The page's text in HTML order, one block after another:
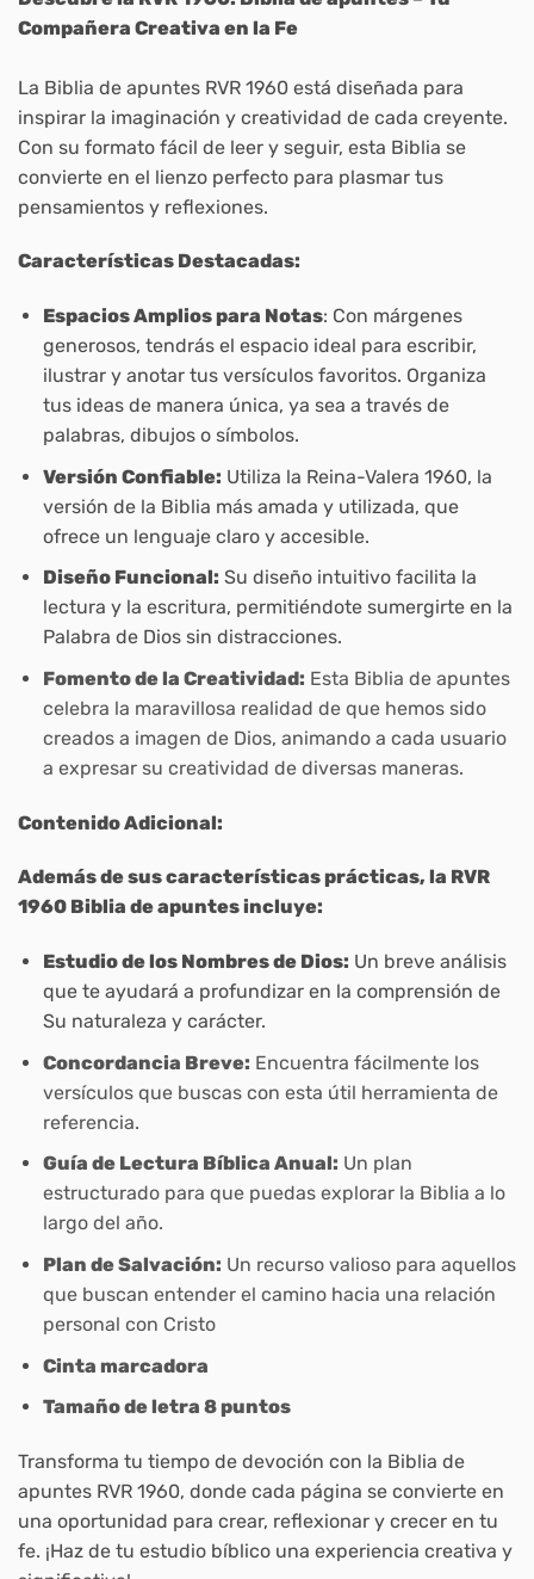
Compañera Creativa en la Fe
La Biblia de apuntes RVR 1960 está diseñada para
inspirar la imaginación y creatividad de cada creyente.
Con su formato fácil de leer y seguir, esta Biblia se
convierte en el lienzo perfecto para plasmar tus
pensamientos y reflexiones.
Características Destacadas:
Espacios Amplios para Notas: Con márgenes
generosos, tendrás el espacio ideal para escribir,
ilustrar y anotar tus versículos favoritos. Organiza
tus ideas de manera única, ya sea a través de
palabras, dibujos o símbolos.
Versión Confiable: Utiliza la Reina-Valera 1960, la
versión de la Biblia más amada y utilizada, que
ofrece un lenguaje claro y accesible.
Diseño Funcional: Su diseño intuitivo facilita la
lectura y la escritura, permitiéndote sumergirte en la
Palabra de Dios sin distracciones.
Fomento de la Creatividad: Esta Biblia de apuntes
celebra la maravillosa realidad de que hemos sido
creados a imagen de Dios, animando a cada usuario
a expresar su creatividad de diversas maneras.
Contenido Adicional:
Además de sus características prácticas, la RVR
1960 Biblia de apuntes incluye:
Estudio de los Nombres de Dios: Un breve análisis
que te ayudará a profundizar en la comprensión de
Su naturaleza y carácter.
Concordancia Breve: Encuentra fácilmente los
versículos que buscas con esta útil herramienta de
referencia.
Guía de Lectura Bíblica Anual: Un plan
estructurado para que puedas explorar la Biblia a lo
largo del año.
Plan de Salvación: Un recurso valioso para aquellos
que buscan entender el camino hacia una relación
personal con Cristo
Cinta marcadora
Tamaño de letra 8 puntos
Transforma tu tiempo de devoción con la Biblia de
apuntes RVR 1960, donde cada página se convierte en
una oportunidad para crear, reflexionar y crecer en tu
fe. ¡Haz de tu estudio bíblico una experiencia creativa y